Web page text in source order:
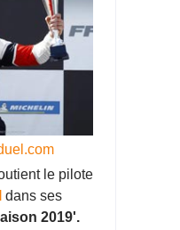
le pilote
dans ses
2019'.